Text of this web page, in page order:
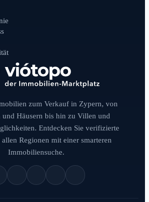
zum Verkauf in Zypern, von
und Häusern bis hin zu Villen und
Entdecken Sie verifizierte
Regionen mit einer smarteren
Immobiliensuche.